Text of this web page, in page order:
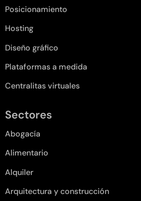
Posicionamiento
Hosting
Diseño gráfico
Plataformas a medida
Centralitas virtuales
Sectores
Abogacía
Alimentario
Alquiler
Arquitectura y construcción